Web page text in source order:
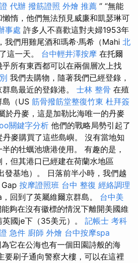
代辦 撥筋證照 外燴 推薦 ” “無能
惰，他們無法預見威廉和凱瑟琳可
事處 許多人不喜歡這對夫婦1953年
我們用雞尾酒和瑪希·馬希（Mahi 北
這一天。 台中輕井澤按摩 在托爾
所有東西都可以在兩個層次上找
我們去購物，隨著我們已經登錄，
島最近的登錄港。 士林 整骨 在殖
島（US 筋骨撥筋堂整復竹東 杜拜簽
於丹麥，這是加勒比海唯一的丹麥
關鍵字分析 他們的戰略局勢引起了
丹麥購買了這些島嶼。 沒有當地知
的牡蠣池塘港使用。 有趣的是，
但其港口已經建在荷蘭水地區
發基地）。 日落前半小時，我們越
按摩證照班 台中 整復 經絡調理
回到了英屬維爾京群島。 台中美
夠在沒有徽標的情況下離開美國維
國je下（35美元）。 記帳士 考科
急件 廚師 外燴 台中按摩spa
它在公海也有一個田園詩般的海
要刷子通向警察大樓，可以在這裡